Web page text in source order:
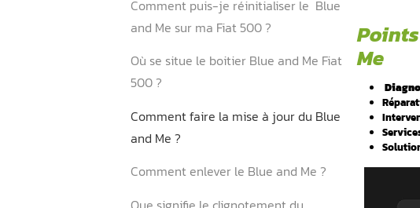
électroniques embarqués
5.Conclusion
Aurel Automobile, votre garage auto
FAQ
Fonctionnement du Blue and Me ?